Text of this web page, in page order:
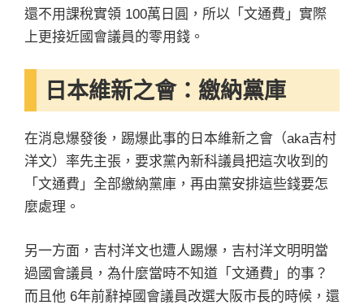
還不用課稅實領 100萬日圓，所以「文通費」實際
上更接近國會議員的零用錢。
日本維新之會：繳納黨庫
在消息爆發後，踢爆此事的日本維新之會（aka吉村
洋文）率先主張，要求黨內新科議員把這次收到的
「文通費」全部繳納黨庫，再由黨安排這些錢要怎
麼處理。
另一方面，吉村洋文也遭人踢爆，吉村洋文明明當
過國會議員，為什麼當時不知道「文通費」的事？
而且他 6年前辭掉國會議員改選大阪市長的時候，還